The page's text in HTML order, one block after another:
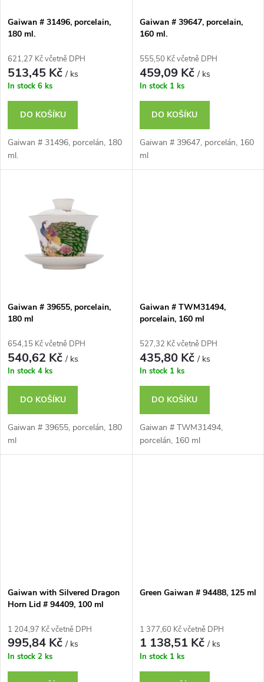
p
r
o
d
u
k
s
p
r
o
d
u
Gaiwan # 31496, porcelain,
180 ml.
621,27 Kč včetně DPH
513,45 Kč/ ks
In stock 6 ks
DO KOŠÍKU
Gaiwan # 31496, porcelán, 180
ml.
Gaiwan # 39647, porcelain,
160 ml.
555,50 Kč včetně DPH
459,09 Kč/ ks
In stock 1 ks
DO KOŠÍKU
Gaiwan # 39647, porcelán, 160
ml
Gaiwan # 39655, porcelain,
180 ml
654,15 Kč včetně DPH
540,62 Kč/ ks
In stock 4 ks
DO KOŠÍKU
Gaiwan # 39655, porcelán, 180
ml
Gaiwan # TWM31494,
porcelain, 160 ml
527,32 Kč včetně DPH
435,80 Kč/ ks
In stock 1 ks
DO KOŠÍKU
Gaiwan # TWM31494,
porcelán, 160 ml
Gaiwan with Silvered Dragon
Horn Lid # 94409, 100 ml
1 204,97 Kč včetně DPH
995,84 Kč/ ks
In stock 2 ks
Green Gaiwan # 94488, 125 ml
1 377,60 Kč včetně DPH
1 138,51 Kč/ ks
In stock 1 ks